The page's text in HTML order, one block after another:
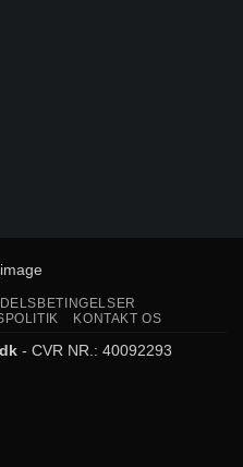
KONTAKT OS
- CVR NR.: 40092293